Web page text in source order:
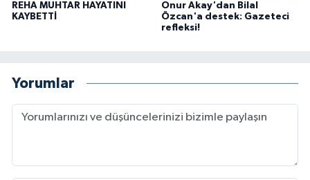
REHA MUHTAR HAYATINI
KAYBETTİ
Onur Akay'dan Bilal
Özcan'a destek: Gazeteci
refleksi!
Yorumlar